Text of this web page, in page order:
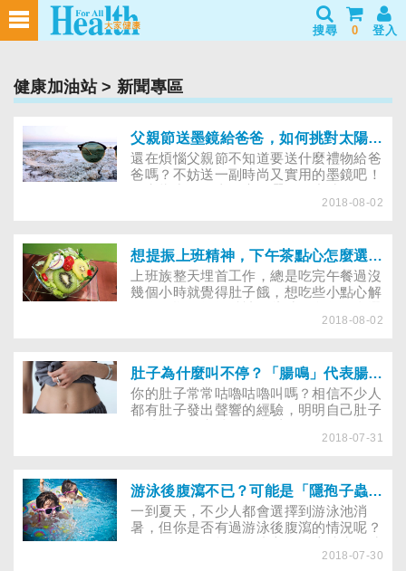
搜尋 0 登入
健康加油站> 新聞專區
父親節送墨鏡給爸爸，如何挑對太陽眼鏡？
還在煩惱父親節不知道要送什麼禮物給爸
爸嗎？不妨送一副時尚又實用的墨鏡吧！
視力會提早老化，還容易引起黃斑部病
就等於保護血管，可以避免罹患「眼中
風」，顯見紫外線對眼睛的傷害，不容小
覷。想要保護眼睛，「戴太陽眼鏡」最方
便，但市售產品眾多，到底要怎麼挑，才
能真正防曬？趕緊記下醫師傳授的撇步，
2018-08-02
想提振上班精神，下午茶點心怎麼選才對？
上班族整天埋首工作，總是吃完午餐過沒
幾個小時就覺得肚子餓，想吃些小點心解
擇餅乾、甜點或飲料作為下午茶首選，但
還會讓上班時的負面情緒雪上加霜。
2018-08-02
肚子為什麼叫不停？「腸鳴」代表腸胃出問題嗎？
你的肚子常常咕嚕咕嚕叫嗎？相信不少人
都有肚子發出聲響的經驗，明明自己肚子
正常的生理現象，可是肚子總發出聲音也
2018-07-31
游泳後腹瀉不已？可能是「隱孢子蟲」作怪
一到夏天，不少人都會選擇到游泳池消
暑，但你是否有過游泳後腹瀉的情況呢？
候，一併把「隱孢子蟲」吞進肚子裡了。
2018-07-30